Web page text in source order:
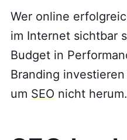
Wer online
im Internet sichtbar
Budget in
Branding
um SEO nicht herum.